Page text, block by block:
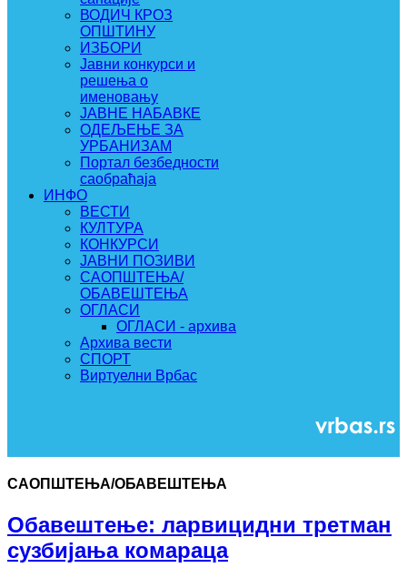
ВОДИЧ КРОЗ
ОПШТИНУ
ИЗБОРИ
Јавни конкурси и
решења о
именовању
ЈАВНЕ НАБАВКЕ
ОДЕЉЕЊЕ ЗА
УРБАНИЗАМ
Портал безбедности
саобраћаја
ИНФО
ВЕСТИ
КУЛТУРА
КОНКУРСИ
ЈАВНИ ПОЗИВИ
САОПШТЕЊА/
ОБАВЕШТЕЊА
ОГЛАСИ
ОГЛАСИ - архива
Архива вести
СПОРТ
Виртуелни Врбас
САОПШТЕЊА/ОБАВЕШТЕЊА
Обавештење: ларвицидни третман
сузбијања комараца